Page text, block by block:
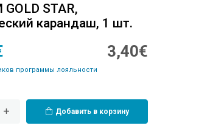
STAR,
карандаш, 1 шт.
программы лояльности
3,40€
Добавить в корзину